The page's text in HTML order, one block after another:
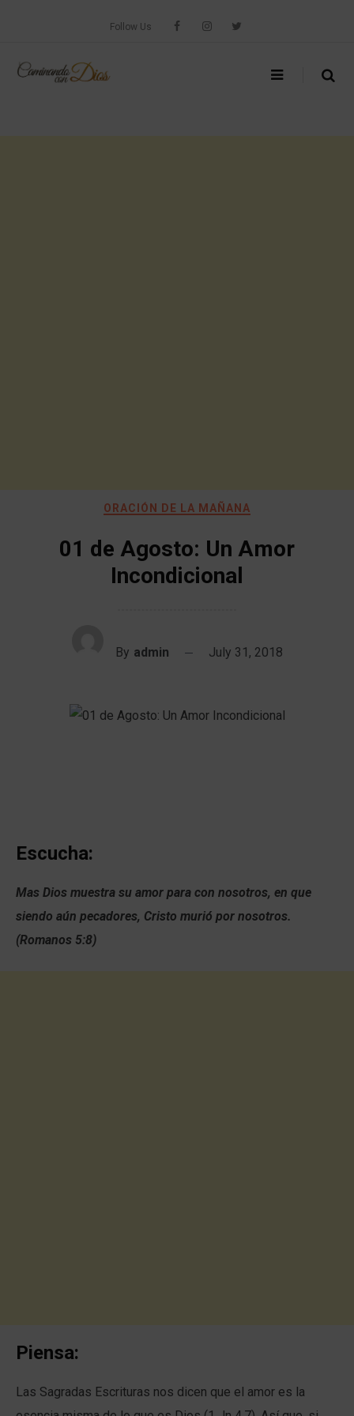
Follow Us
ORACIÓN DE LA MAÑANA
01 de Agosto: Un Amor
Incondicional
By admin July 31, 2018
Escucha:
Mas Dios muestra su amor para con nosotros, en que
siendo aún pecadores, Cristo murió por nosotros.
(Romanos 5:8)
Piensa:
Las Sagradas Escrituras nos dicen que el amor es la